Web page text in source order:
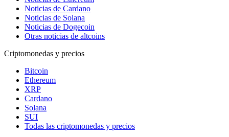
Noticias de Cardano
Noticias de Solana
Noticias de Dogecoin
Otras noticias de altcoins
Criptomonedas y precios
Bitcoin
Ethereum
XRP
Cardano
Solana
SUI
Todas las criptomonedas y precios